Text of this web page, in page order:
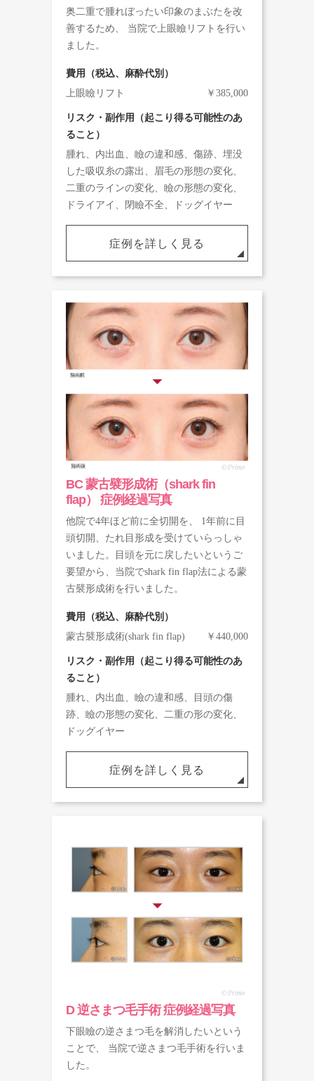
奥二重で腫れぼったい印象のまぶたを改
善するため、 当院で上眼瞼リフトを行い
ました。
費用（税込、麻酔代別）
上眼瞼リフト ￥385,000
リスク・副作用（起こり得る可能性のあ
ること）
腫れ、内出血、瞼の違和感、傷跡、埋没
した吸収糸の露出、眉毛の形態の変化、
二重のラインの変化、瞼の形態の変化、
ドライアイ、閉瞼不全、ドッグイヤー
症例を詳しく見る
BC 蒙古襞形成術（shark fin
flap） 症例経過写真
他院で4年ほど前に全切開を、 1年前に目
頭切開、たれ目形成を受けていらっしゃ
いました。目頭を元に戻したいというご
要望から、当院でshark fin flap法による蒙
古襞形成術を行いました。
費用（税込、麻酔代別）
蒙古襞形成術(shark fin flap) ￥440,000
リスク・副作用（起こり得る可能性のあ
ること）
腫れ、内出血、瞼の違和感、目頭の傷
跡、瞼の形態の変化、二重の形の変化、
ドッグイヤー
症例を詳しく見る
D 逆さまつ毛手術 症例経過写真
下眼瞼の逆さまつ毛を解消したいという
ことで、 当院で逆さまつ毛手術を行いま
した。